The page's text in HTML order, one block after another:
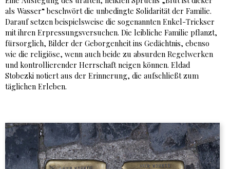
als Wasser“ beschwört die unbedingte Solidarität der Familie.
Darauf setzen beispielsweise die sogenannten Enkel-Trickser
mit ihren Erpressungsversuchen. Die leibliche Familie pflanzt,
fürsorglich, Bilder der Geborgenheit ins Gedächtnis, ebenso
wie die religiöse, wenn auch beide zu absurden Regelwerken
und kontrollierender Herrschaft neigen können. Eldad
Stobezki notiert aus der Erinnerung, die aufschließt zum
täglichen Erleben.